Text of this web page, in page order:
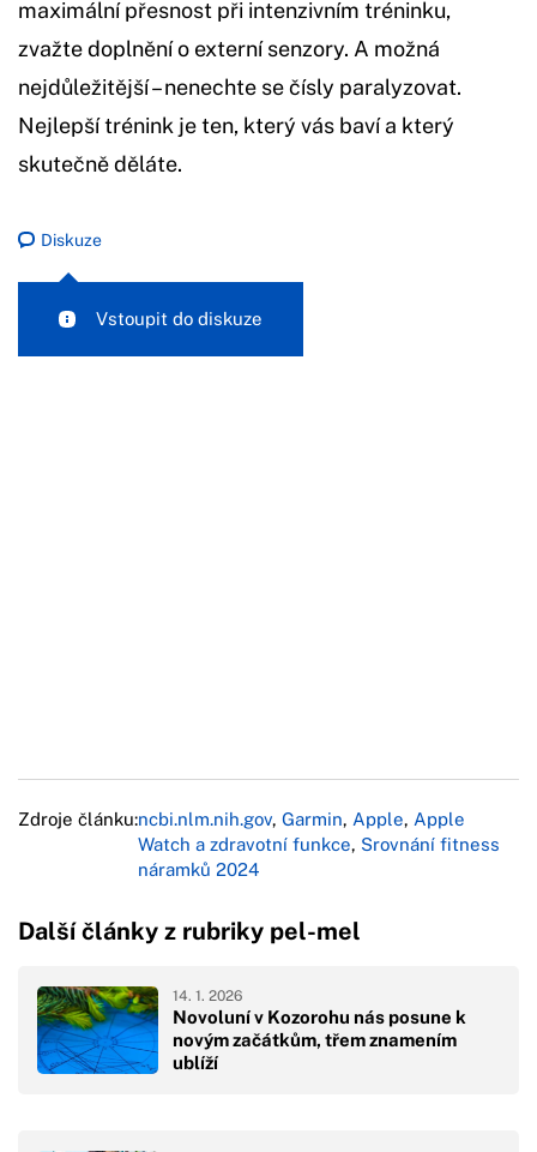
maximální přesnost při intenzivním tréninku,
zvažte doplnění o externí senzory. A možná
nejdůležitější – nenechte se čísly paralyzovat.
Nejlepší trénink je ten, který vás baví a který
skutečně děláte.
Diskuze
Vstoupit do diskuze
Zdroje článku:ncbi.nlm.nih.gov, Garmin, Apple, Apple
Watch a zdravotní funkce, Srovnání fitness
náramků 2024
Další články z rubriky pel-mel
Novoluní v Kozorohu nás posune k
novým začátkům, třem znamením
ublíží
14. 1. 2026